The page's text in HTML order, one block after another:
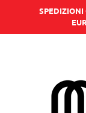
SPEDIZIONI